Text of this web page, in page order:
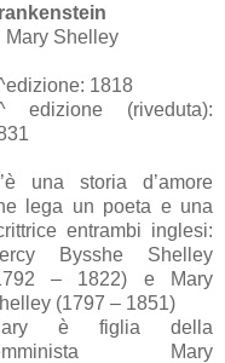
Mary Shelley
1818
edizione (riveduta):
una storia d’amore
lega un poeta e una
entrambi inglesi:
Bysshe Shelley
– 1822) e Mary
(1797 – 1851)
è figlia della
Mary